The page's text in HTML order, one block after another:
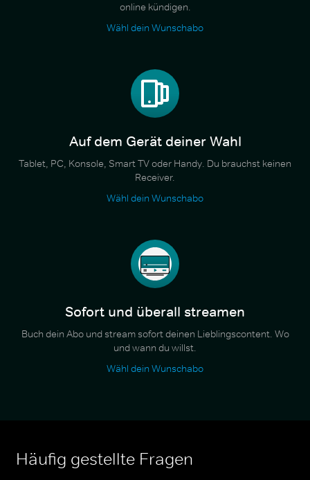
online kündigen.
Wähl dein Wunschabo
Auf dem Gerät deiner Wahl
Tablet, PC, Konsole, Smart TV oder Handy. Du brauchst keinen
Receiver.
Wähl dein Wunschabo
Sofort und überall streamen
Buch dein Abo und stream sofort deinen Lieblingscontent. Wo
und wann du willst.
Wähl dein Wunschabo
Häufig gestellte Fragen